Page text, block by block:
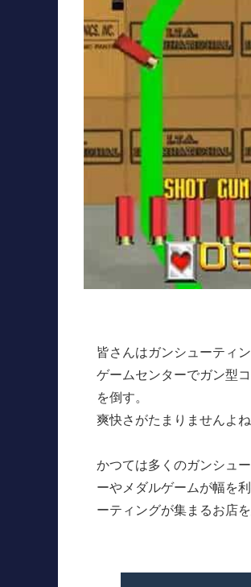
皆さんはガンシューティ
ゲームセンターでガン型
を倒す。
爽快さがたまりませんよね
かつては多くのガンシュ
ーやメダルゲームが幅を
ーティングが集まるお店を